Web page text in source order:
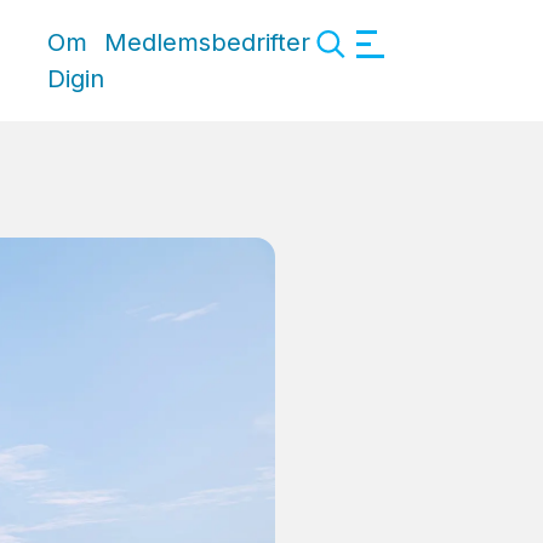
Om
Digin
Medlemsbedrifter